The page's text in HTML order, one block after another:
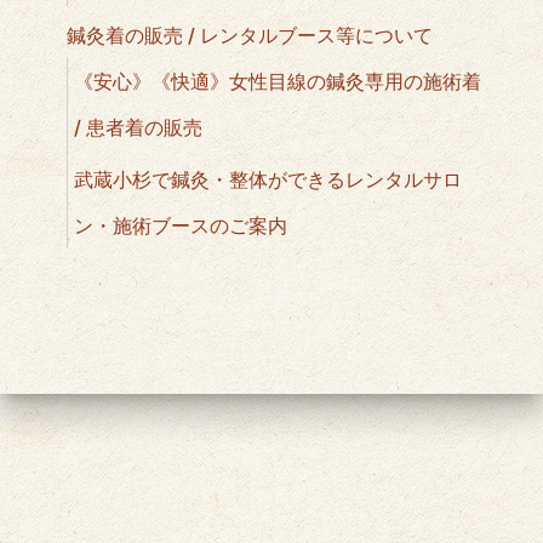
鍼灸着の販売 / レンタルブース等について
《安心》《快適》女性目線の鍼灸専用の施術着
/ 患者着の販売
武蔵小杉で鍼灸・整体ができるレンタルサロ
ン・施術ブースのご案内